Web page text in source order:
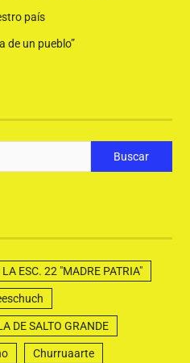
país
de un pueblo”
ESC. 22 "MADRE PATRIA"
DE SALTO GRANDE
Churruaarte